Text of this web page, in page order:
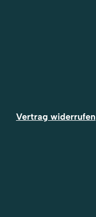
Vertrag widerrufen